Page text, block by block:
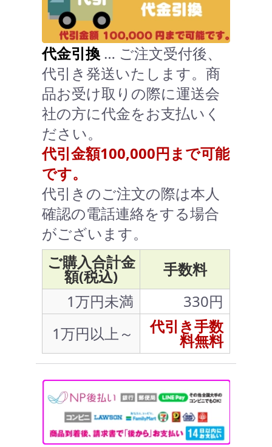
代金引換 … ご注文受付後、
代引き発送いたします。商
品お受け取りの際に運送会
社の方に代金をお支払いく
ださい。
代引金額100,000円まで可能
です。
代引きのご注文の際は本人
確認の電話連絡をする場合
がございます。
ご購入合計金
額(税込)
手数料
1万円未満
330円
1万円以上～
代引き手数
料無料